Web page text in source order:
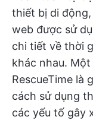
thiết bị di
web được sử
chi tiết về thời
khác nhau.
RescueTime là
cách sử dụng
các yếu tố gây